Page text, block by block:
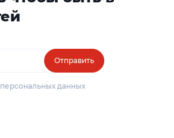
Отправить
данных